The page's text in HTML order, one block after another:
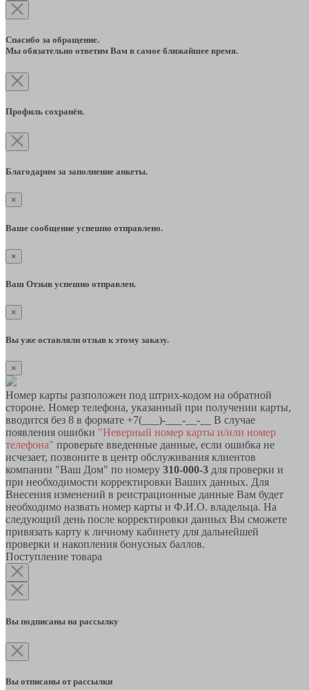
Спасибо за обращение.
Мы обязательно ответим Вам в самое ближайшее время.
Профиль сохранён.
Благодарим за заполнение анкеты.
×
Ваше сообщение успешно отправлено.
×
Ваш Отзыв успешно отправлен.
×
Вы уже оставляли отзыв к этому заказу.
×
Номер карты разположен под штрих-кодом на обратной
стороне. Номер телефона, указанный при получении карты,
вводится без 8 в формате +7(___)-___-__-__ В случае
появления ошибки "Неверный номер карты и/или номер
телефона" проверьте введенные данные, если ошибка не
исчезает, позвоните в центр обслуживания клиентов
компании "Ваш Дом" по номеру 310-000-3 для проверки и
при необходимости корректировки Ваших данных. Для
Внесения изменений в реистрационные данные Вам будет
необходимо назвать номер карты и Ф.И.О. владельца. На
следующий день после корректировки данных Вы сможете
привязать карту к личному кабинету для дальнейшей
проверки и накопления бонусных баллов.
Поступление товара
Вы подписаны на рассылку
Вы отписаны от рассылки